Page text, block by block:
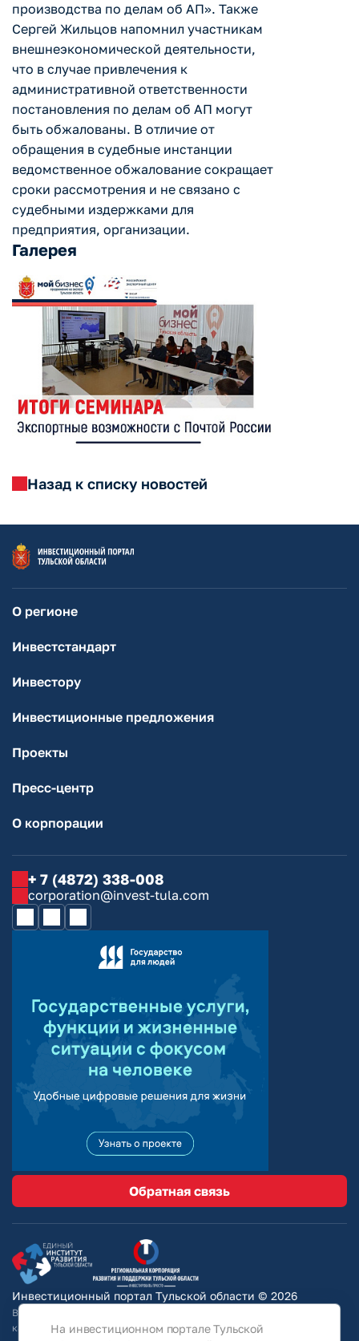
производства по делам об АП». Также
Сергей Жильцов напомнил участникам
внешнеэкономической деятельности,
что в случае привлечения к
административной ответственности
постановления по делам об АП могут
быть обжалованы. В отличие от
обращения в судебные инстанции
ведомственное обжалование сокращает
сроки рассмотрения и не связано с
судебными издержками для
предприятия, организации.
Галерея
Назад к списку новостей
О регионе
Инвестстандарт
Инвестору
Инвестиционные предложения
Проекты
Пресс-центр
О корпорации
+ 7 (4872) 338-008
corporation@invest-tula.com
Обратная связь
Инвестиционный портал Тульской области © 2026
Вся информация на сайте носит ознакомительный характер и ни при
каких условиях не является публичной офертой, определяемой
На инвестиционном портале Тульской